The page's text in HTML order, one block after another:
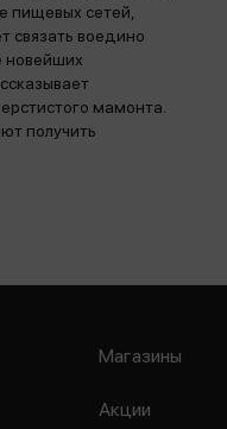
пищевых сетей,
связать воедино
новейших
мамонта.
получить
Магазины
Акции